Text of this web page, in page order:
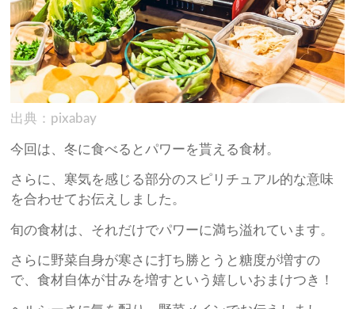
出典：pixabay
今回は、冬に食べるとパワーを貰える食材。
さらに、寒気を感じる部分のスピリチュアル的な意味
を合わせてお伝えしました。
旬の食材は、それだけでパワーに満ち溢れています。
さらに野菜自身が寒さに打ち勝とうと糖度が増すの
で、食材自体が甘みを増すという嬉しいおまけつき！